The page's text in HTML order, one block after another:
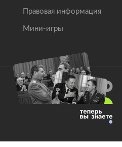
Правовая информация
Мини-игры
права защищены.